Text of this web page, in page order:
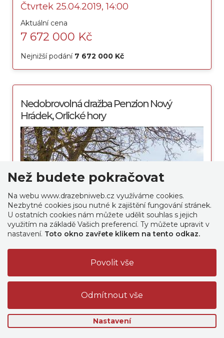
Čtvrtek 25.04.2019, 14:00
Aktuální cena
7 672 000 Kč
Nejnižší podání 7 672 000 Kč
Nedobrovolná dražba Penzion Nový
Hrádek, Orlické hory
Úterý 23.04.2019, 14:00
Než budete pokračovat
Na webu www.drazebniweb.cz využíváme cookies.
Nezbytné cookies jsou nutné k zajištění fungování stránek.
U ostatních cookies nám můžete udělit souhlas s jejich
využitím na základě Vašich preferencí. Ty můžete upravit v
nastavení. Toto okno zavřete klikem na tento odkaz.
Nastavení